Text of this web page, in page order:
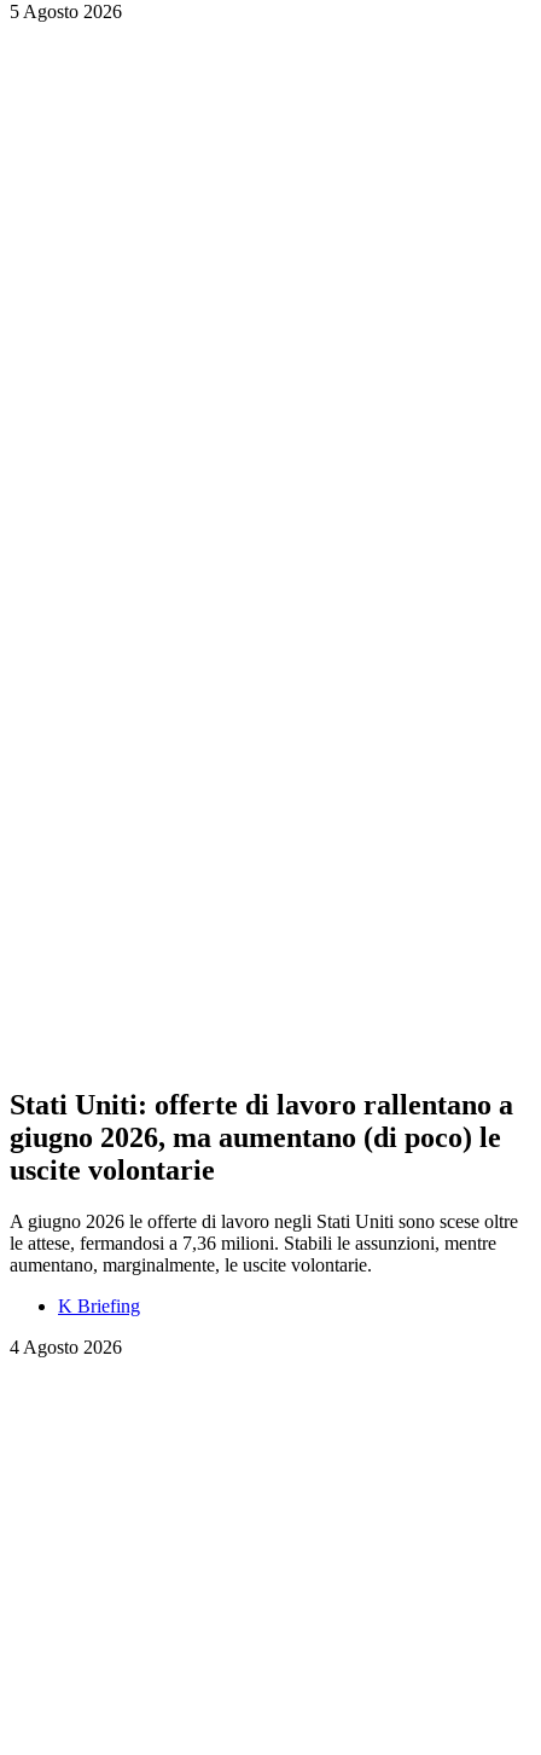
5 Agosto 2026
Stati Uniti: offerte di lavoro rallentano a
giugno 2026, ma aumentano (di poco) le
uscite volontarie
A giugno 2026 le offerte di lavoro negli Stati Uniti sono scese oltre
le attese, fermandosi a 7,36 milioni. Stabili le assunzioni, mentre
aumentano, marginalmente, le uscite volontarie.
K Briefing
4 Agosto 2026